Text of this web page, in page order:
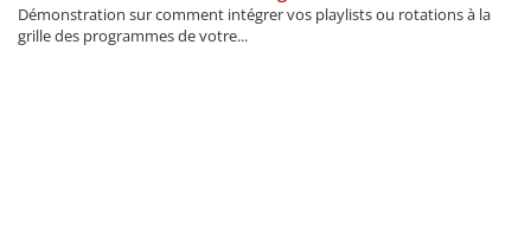
Démonstration sur comment intégrer vos playlists ou rotations à la
grille des programmes de votre...